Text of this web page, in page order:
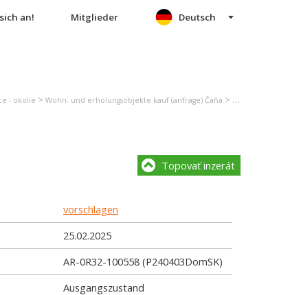
an! Mitglieder Deutsch
- okolie > Wohn- und erholungsobjekte kauf (anfrage) Čaňa >
Topovať inzerát
vorschlagen
25.02.2025
AR-0R32-100558 (P240403DomSK)
Ausgangszustand